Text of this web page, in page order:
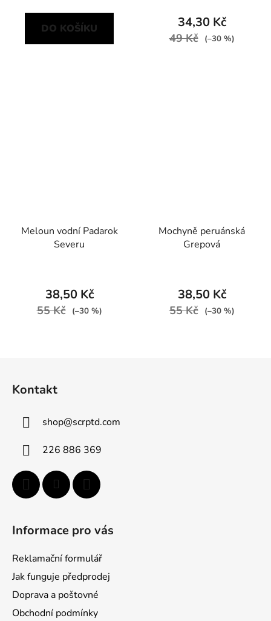
DO KOŠÍKU 34,30 Kč
49 Kč (–30 %)
Meloun vodní Padarok
Severu
38,50 Kč
55 Kč (–30 %)
Mochyně peruánská
Grepová
38,50 Kč
55 Kč (–30 %)
Kontakt
shop@scrptd.com
226 886 369
Informace pro vás
Reklamační formulář
Jak funguje předprodej
Doprava a poštovné
Obchodní podmínky